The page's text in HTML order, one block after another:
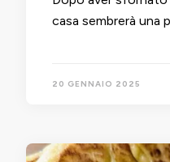
casa sembrerà una
20 GENNAIO 2025